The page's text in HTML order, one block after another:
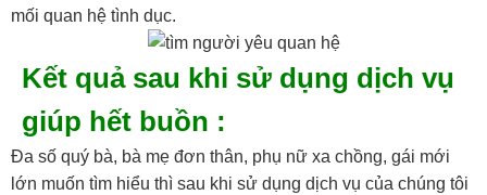
mối quan hệ tình dục.
Kết quả sau khi sử dụng dịch vụ
giúp hết buồn :
Đa số quý bà, bà mẹ đơn thân, phụ nữ xa chồng, gái mới
lớn muốn tìm hiểu thì sau khi sử dụng dịch vụ của chúng tôi